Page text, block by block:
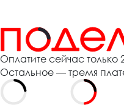
Оплатите сейчас только
Остальное — тремя